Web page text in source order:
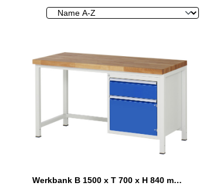
Werkbank B 1500 x T 700 x H 840 mm mit 1 Schublade und Flügeltür